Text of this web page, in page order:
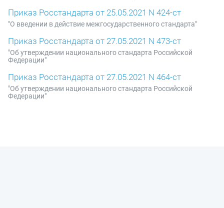
Приказ Росстандарта от 25.05.2021 N 424-ст
"О введении в действие межгосударственного стандарта"
Приказ Росстандарта от 27.05.2021 N 473-ст
"Об утверждении национального стандарта Российской
Федерации"
Приказ Росстандарта от 27.05.2021 N 464-ст
"Об утверждении национального стандарта Российской
Федерации"